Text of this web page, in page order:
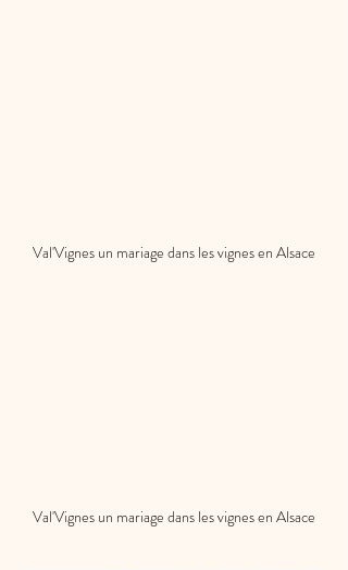
Val'Vignes un mariage dans les vignes en Alsace
Val'Vignes un mariage dans les vignes en Alsace